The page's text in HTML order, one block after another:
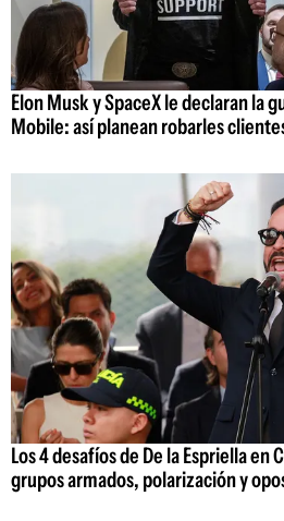
Elon Musk y SpaceX le declaran la
Mobile: así planean robarles
Los 4 desafíos de De la Espriella en
grupos armados, polarización y